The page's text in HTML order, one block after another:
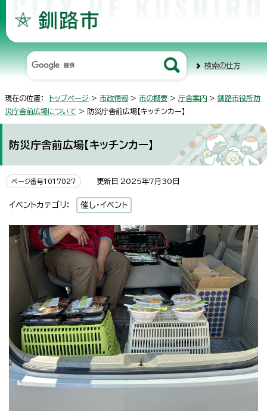
検索の仕方
現在の位置： トップページ > 市政情報 > 市の概要 > 庁舎案内 > 釧路市役所防
災庁舎前広場について > 防災庁舎前広場【キッチンカー】
防災庁舎前広場【キッチンカー】
ページ番号1017027 更新日 2025年7月30日
イベントカテゴリ： 催し・イベント